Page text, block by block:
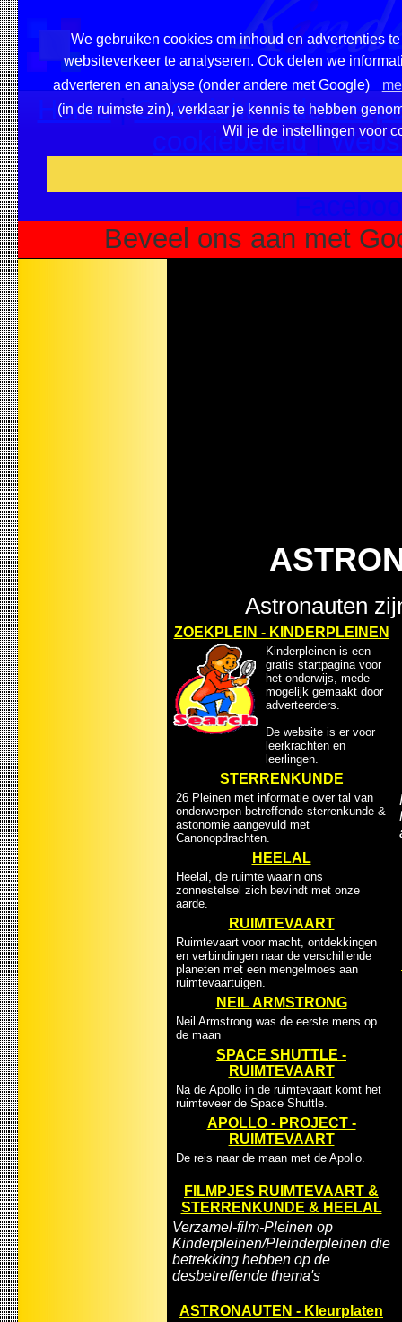
We gebruiken cookies om inhoud en advertenties
websiteverkeer te analyseren. Ook delen we
adverteren en analyse (onder andere met Google)
(in de ruimste zin), verklaar je kennis te hebben
Wil je de instellingen voor
Home|Overzicht
cookiebeleid|
Beveel ons aan met
Astronauten
ZOEKPLEIN - KINDERPLEINEN
Kinderpleinen is een
gratis startpagina voor
het onderwijs, mede
mogelijk gemaakt door
adverteerders.
De website is er voor
leerkrachten en
leerlingen.
STERRENKUNDE
26 Pleinen met informatie over tal van
onderwerpen betreffende sterrenkunde &
astonomie aangevuld met
Canonopdrachten.
HEELAL
Heelal, de ruimte waarin ons
zonnestelsel zich bevindt met onze
aarde.
RUIMTEVAART
Ruimtevaart voor macht, ontdekkingen
en verbindingen naar de verschillende
planeten met een mengelmoes aan
ruimtevaartuigen.
NEIL ARMSTRONG
Neil Armstrong was de eerste mens op
de maan
SPACE SHUTTLE -
RUIMTEVAART
Na de Apollo in de ruimtevaart komt het
ruimteveer de Space Shuttle.
APOLLO - PROJECT -
RUIMTEVAART
De reis naar de maan met de Apollo.
FILMPJES RUIMTEVAART &
STERRENKUNDE & HEELAL
Verzamel-film-Pleinen op
Kinderpleinen/Pleinderpleinen die
betrekking hebben op de
desbetreffende thema's
ASTRONAUTEN - Kleurplaten